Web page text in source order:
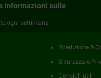
informazioni sulle
ogni settimana
Spedizione &
Sicurezza e
Consigli utili